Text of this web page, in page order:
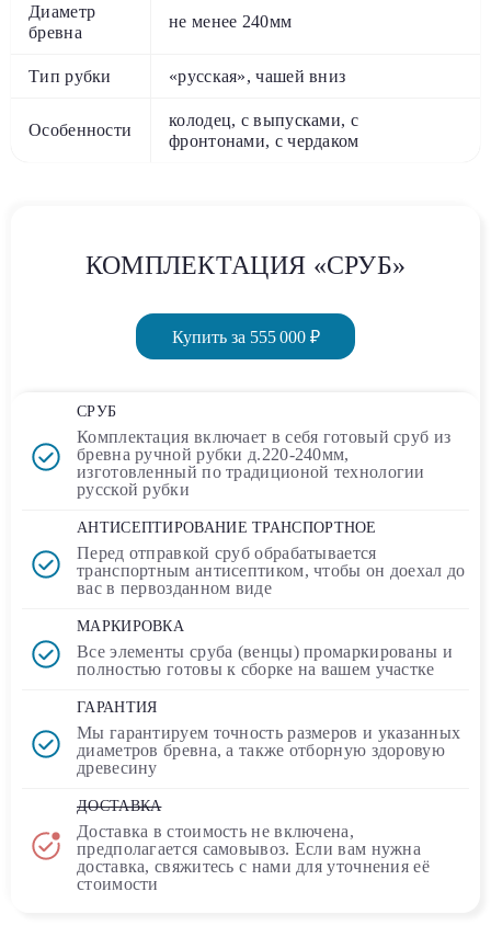
Диаметр
бревна
не менее 240мм
Тип рубки «русская», чашей вниз
Особенности
колодец, с выпусками, с
фронтонами, с чердаком
КОМПЛЕКТАЦИЯ «СРУБ»
Купить за 555 000 ₽
СРУБ
Комплектация включает в себя готовый сруб из
бревна ручной рубки д.220-240мм,
изготовленный по традиционой технологии
русской рубки
АНТИСЕПТИРОВАНИЕ ТРАНСПОРТНОЕ
Перед отправкой сруб обрабатывается
транспортным антисептиком, чтобы он доехал до
вас в первозданном виде
МАРКИРОВКА
Все элементы сруба (венцы) промаркированы и
полностьюготовы к сборке на вашем участке
ГАРАНТИЯ
Мы гарантируем точность размеров и указанных
диаметров бревна, а также отборную здоровую
древесину
ДОСТАВКА
Доставка в стоимостьне включена,
предполагается самовывоз. Если вам нужна
доставка, свяжитесь с нами для уточнения её
стоимости